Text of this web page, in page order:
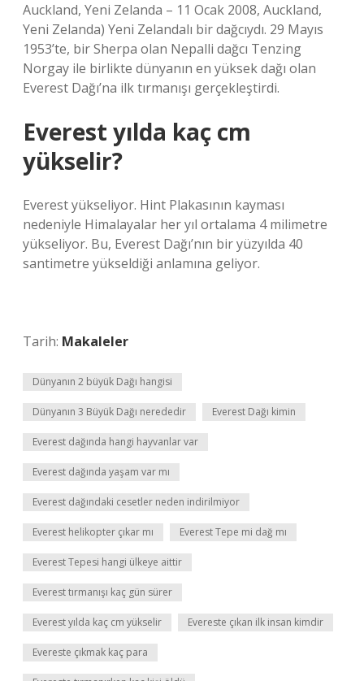
Auckland, Yeni Zelanda – 11 Ocak 2008, Auckland,
Yeni Zelanda) Yeni Zelandalı bir dağcıydı. 29 Mayıs
1953’te, bir Sherpa olan Nepalli dağcı Tenzing
Norgay ile birlikte dünyanın en yüksek dağı olan
Everest Dağı’na ilk tırmanışı gerçekleştirdi.
Everest yılda kaç cm
yükselir?
Everest yükseliyor. Hint Plakasının kayması
nedeniyle Himalayalar her yıl ortalama 4 milimetre
yükseliyor. Bu, Everest Dağı’nın bir yüzyılda 40
santimetre yükseldiği anlamına geliyor.
Tarih: Makaleler
Dünyanın 2 büyük Dağı hangisi
Dünyanın 3 Büyük Dağı nerededir Everest Dağı kimin
Everest dağında hangi hayvanlar var
Everest dağında yaşam var mı
Everest dağındaki cesetler neden indirilmiyor
Everest helikopter çıkar mı Everest Tepe mi dağ mı
Everest Tepesi hangi ülkeye aittir
Everest tırmanışı kaç gün sürer
Everest yılda kaç cm yükselir Evereste çıkan ilk insan kimdir
Evereste çıkmak kaç para